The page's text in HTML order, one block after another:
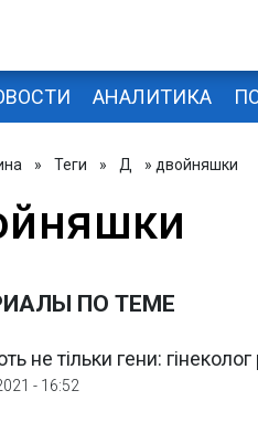
АНАЛИТИКА
» Теги » Д » двойняшки
ПО ТЕМЕ
не тільки гени: гінеколог
- 16:52